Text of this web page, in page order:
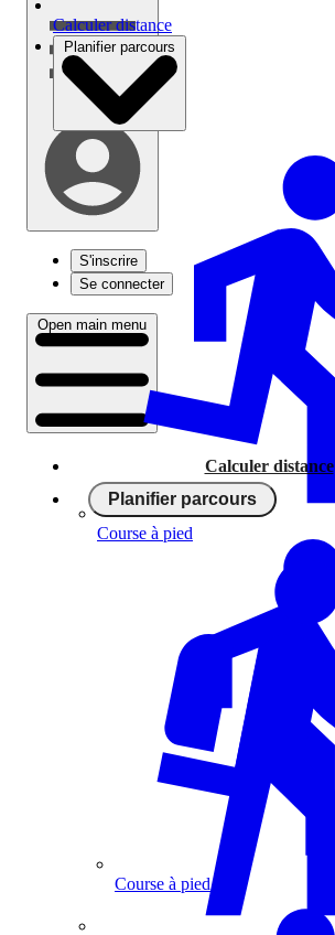
S'inscrire
Se connecter
Open main menu
Calculer distance
Planifier parcours
Course à pied
Calculer distance
Planifier parcours
Course à pied